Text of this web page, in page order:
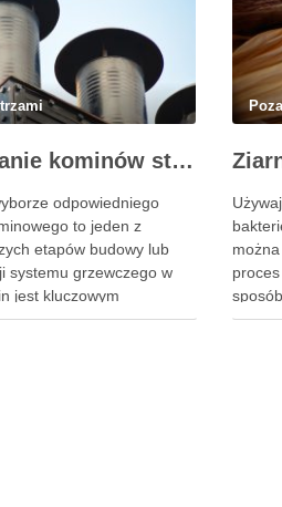
Porównanie kominów stalowych i ceramicznych
odpowiedniego
to jeden z
etapów budowy lub
systemu grzewczego w
jest kluczowym